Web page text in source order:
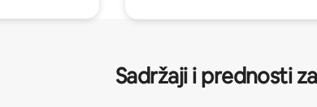
Sadržaji i prednosti